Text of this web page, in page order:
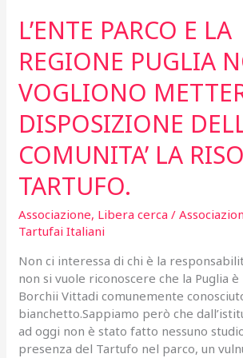
L’ENTE PARCO E LA
REGIONE PUGLIA
VOGLIONO
DISPOSIZIONE
COMUNITA’ LA
TARTUFO.
Associazione, Libera cerca /
Tartufai Italiani
Non ci interessa di chi è la
non si vuole riconoscere che la Puglia
Borchii Vittadi comunemente
bianchetto.Sappiamo però che
ad oggi non è stato fatto nessuno
presenza del Tartufo nel parco, un